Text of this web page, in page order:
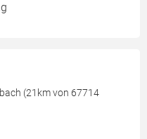
(21km von 67714